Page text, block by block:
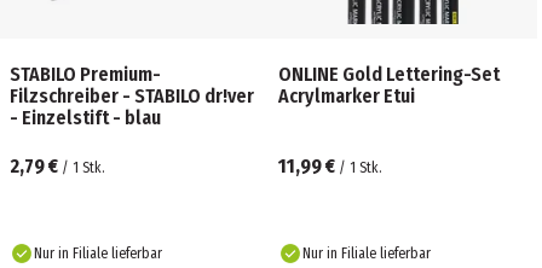
STABILO Premium-
Filzschreiber - STABILO dr!ver
- Einzelstift - blau
2,79 € / 1 Stk.
Nur in Filiale lieferbar
ONLINE Gold Lettering-Set
Acrylmarker Etui
11,99 € / 1 Stk.
Nur in Filiale lieferbar